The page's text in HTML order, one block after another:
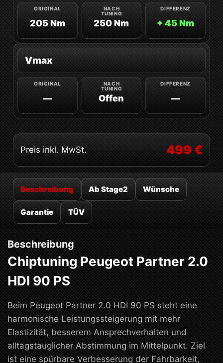
205 Nm 250 Nm + 45 Nm
Vmax
— Offen —
Preis inkl. MwSt. 499 €
Beschreibung Ab Stage2 Wünsche
Garantie TÜV
Beschreibung
Chiptuning Peugeot Partner 2.0
HDI 90 PS
Beim Peugeot Partner 2.0 HDI 90 PS steht eine
harmonische Leistungssteigerung mit mehr
Elastizität, besserem Ansprechverhalten und
alltagstauglicher Abstimmung im Mittelpunkt. Ziel
ist eine spürbare Verbesserung der Fahrbarkeit,